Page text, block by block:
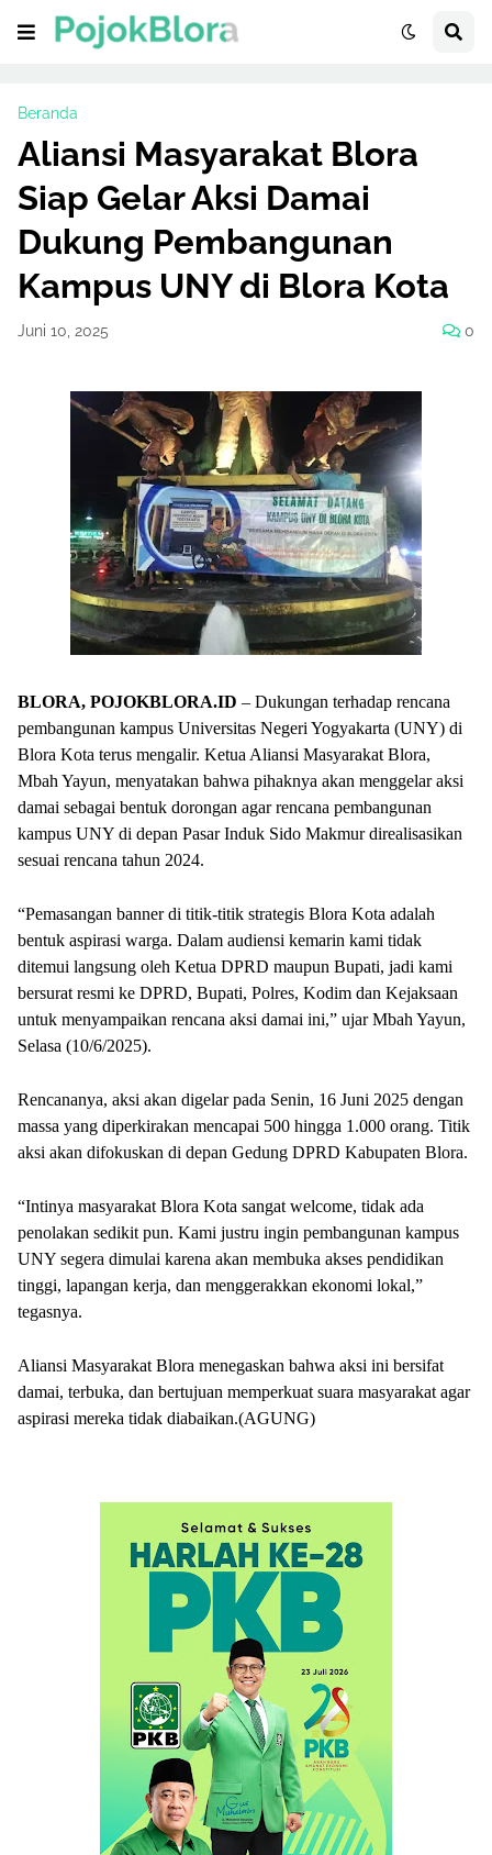
Beranda
Aliansi Masyarakat Blora
Siap Gelar Aksi Damai
Dukung Pembangunan
Kampus UNY di Blora Kota
Juni 10, 2025 0
BLORA, POJOKBLORA.ID – Dukungan terhadap rencana
pembangunan kampus Universitas Negeri Yogyakarta (UNY) di
Blora Kota terus mengalir. Ketua Aliansi Masyarakat Blora,
Mbah Yayun, menyatakan bahwa pihaknya akan menggelar aksi
damai sebagai bentuk dorongan agar rencana pembangunan
kampus UNY di depan Pasar Induk Sido Makmur direalisasikan
sesuai rencana tahun 2024.
“Pemasangan banner di titik-titik strategis Blora Kota adalah
bentuk aspirasi warga. Dalam audiensi kemarin kami tidak
ditemui langsung oleh Ketua DPRD maupun Bupati, jadi kami
bersurat resmi ke DPRD, Bupati, Polres, Kodim dan Kejaksaan
untuk menyampaikan rencana aksi damai ini,” ujar Mbah Yayun,
Selasa (10/6/2025).
Rencananya, aksi akan digelar pada Senin, 16 Juni 2025 dengan
massa yang diperkirakan mencapai 500 hingga 1.000 orang. Titik
aksi akan difokuskan di depan Gedung DPRD Kabupaten Blora.
“Intinya masyarakat Blora Kota sangat welcome, tidak ada
penolakan sedikit pun. Kami justru ingin pembangunan kampus
UNY segera dimulai karena akan membuka akses pendidikan
tinggi, lapangan kerja, dan menggerakkan ekonomi lokal,”
tegasnya.
Aliansi Masyarakat Blora menegaskan bahwa aksi ini bersifat
damai, terbuka, dan bertujuan memperkuat suara masyarakat agar
aspirasi mereka tidak diabaikan.(AGUNG)